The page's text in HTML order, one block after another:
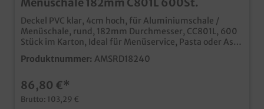
Deckel PVC klar, 4cm hoch, für Aluminiumschale /
Menüschale, rund, 182mm Durchmesser, CC801L, 600
Stück im Karton, Ideal für Menüservice, Pasta oder Asia
Food
Produktnummer: AMSRD18240
86,80 €*
Brutto: 103,29 €